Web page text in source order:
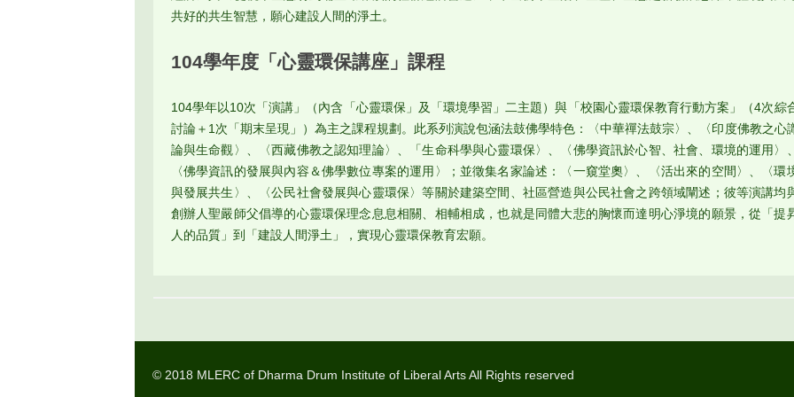
共好的共生智慧，願心建設人間的淨土。
104學年度「心靈環保講座」課程
104學年以10次「演講」（內含「心靈環保」及「環境學習」二主題）與「校園心靈環保教育行動方案」（4次綜
討論＋1次「期末呈現」）為主之課程規劃。此系列演說包涵法鼓佛學特色：〈中華禪法鼓宗〉、〈印度佛教之心
論與生命觀〉、〈西藏佛教之認知理論〉、「生命科學與心靈環保〉、〈佛學資訊於心智、社會、環境的運用〉、
〈佛學資訊的發展與內容＆佛學數位專案的運用〉；並徵集名家論述：〈一窺堂奧〉、〈活出來的空間〉、〈環
與發展共生〉、〈公民社會發展與心靈環保〉等關於建築空間、社區營造與公民社會之跨領域闡述；彼等演講均
創辦人聖嚴師父倡導的心靈環保理念息息相關、相輔相成，也就是同體大悲的胸懷而達明心淨境的願景，從「提
人的品質」到「建設人間淨土」，實現心靈環保教育宏願。
© 2018 MLERC of Dharma Drum Institute of Liberal Arts All Rights reserved